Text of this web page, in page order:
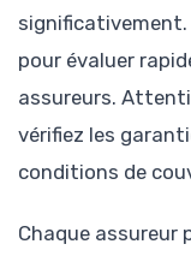
pour évaluer
assureurs.
vérifiez les
conditions de
Chaque assureur